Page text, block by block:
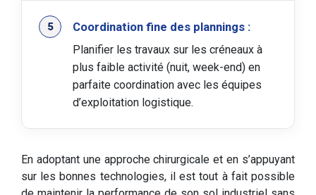
Coordination fine des plannings :
Planifier les travaux sur les créneaux à
plus faible activité (nuit, week-end) en
parfaite coordination avec les équipes
d’exploitation logistique.
En adoptant une approche chirurgicale et en s’appuyant
sur les bonnes technologies, il est tout à fait possible